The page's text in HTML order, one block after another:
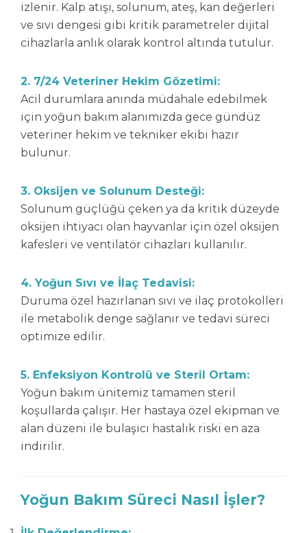
izlenir. Kalp atışı, solunum, ateş, kan değerleri
ve sıvı dengesi gibi kritik parametreler dijital
cihazlarla anlık olarak kontrol altında tutulur.
2. 7/24 Veteriner Hekim Gözetimi:
Acil durumlara anında müdahale edebilmek
için yoğun bakım alanımızda gece gündüz
veteriner hekim ve tekniker ekibi hazır
bulunur.
3. Oksijen ve Solunum Desteği:
Solunum güçlüğü çeken ya da kritik düzeyde
oksijen ihtiyacı olan hayvanlar için özel oksijen
kafesleri ve ventilatör cihazları kullanılır.
4. Yoğun Sıvı ve İlaç Tedavisi:
Duruma özel hazırlanan sıvı ve ilaç protokolleri
ile metabolik denge sağlanır ve tedavi süreci
optimize edilir.
5. Enfeksiyon Kontrolü ve Steril Ortam:
Yoğun bakım ünitemiz tamamen steril
koşullarda çalışır. Her hastaya özel ekipman ve
alan düzeni ile bulaşıcı hastalık riski en aza
indirilir.
Yoğun Bakım Süreci Nasıl İşler?